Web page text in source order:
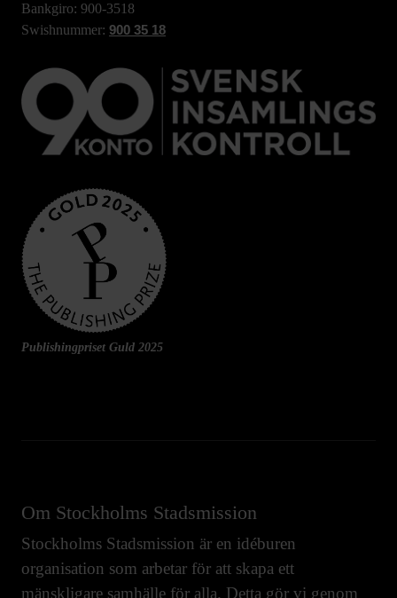
Bankgiro: 900-3518
Swishnummer: 900 35 18
Publishingpriset Guld 2025
Om Stockholms Stadsmission
Stockholms Stadsmission är en idéburen
organisation som arbetar för att skapa ett
mänskligare samhälle för alla. Detta gör vi genom